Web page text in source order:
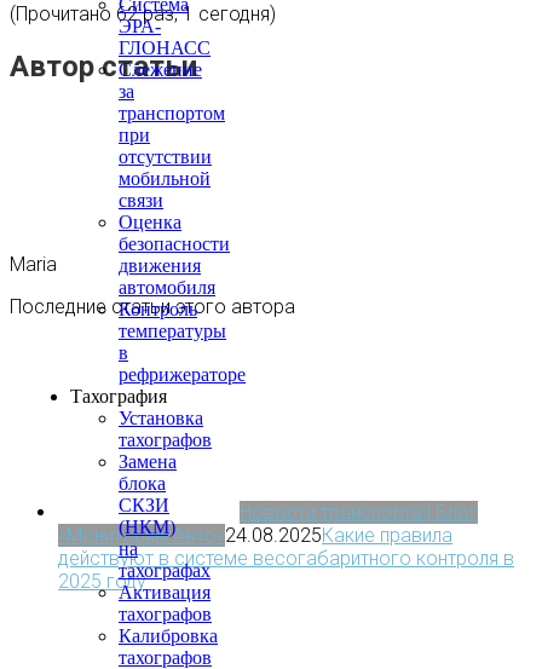
Система
ЭРА-
ГЛОНАСС
Слежение
за
транспортом
при
отсутствии
мобильной
связи
Оценка
безопасности
движения
автомобиля
Контроль
температуры
в
рефрижераторе
Тахография
Установка
тахографов
Замена
блока
СКЗИ
(НКМ)
на
тахографах
Активация
тахографов
Калибровка
тахографов
(Прочитано 62 раз, 1 сегодня)
Автор статьи
Maria
Последние статьи этого автора
Новости транспорта | Блог
«МониторингАвто»24.08.2025Какие правила
действуют в системе весогабаритного контроля в
2025 году